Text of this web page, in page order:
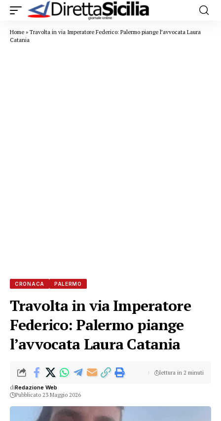
Home » Travolta in via Imperatore Federico: Palermo piange l’avvocata Laura
Catania
CRONACA PALERMO
Travolta in via Imperatore
Federico: Palermo piange
l’avvocata Laura Catania
diRedazione Web
Pubblicato 23 Maggio 2026
lettura in 2 minuti